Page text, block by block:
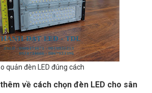
quản đèn LED đúng cách
về cách chọn đèn LED cho sân